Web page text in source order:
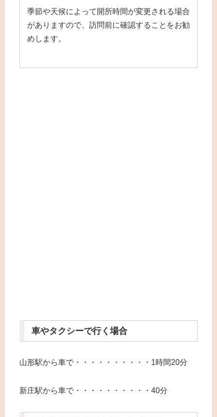
季節や天候によって開所時間が変更される場合
がありますので、訪問前に確認することをお勧
めします。
車やタクシーで行く場合
山形駅から車で・・・・・・・・・・1時間20分
新庄駅から車で・・・・・・・・・・40分